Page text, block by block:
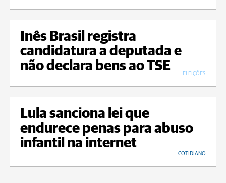
Inês Brasil registra
candidatura a deputada e
não declara bens ao TSE
ELEIÇÕES
Lula sanciona lei que
endurece penas para abuso
infantil na internet
COTIDIANO